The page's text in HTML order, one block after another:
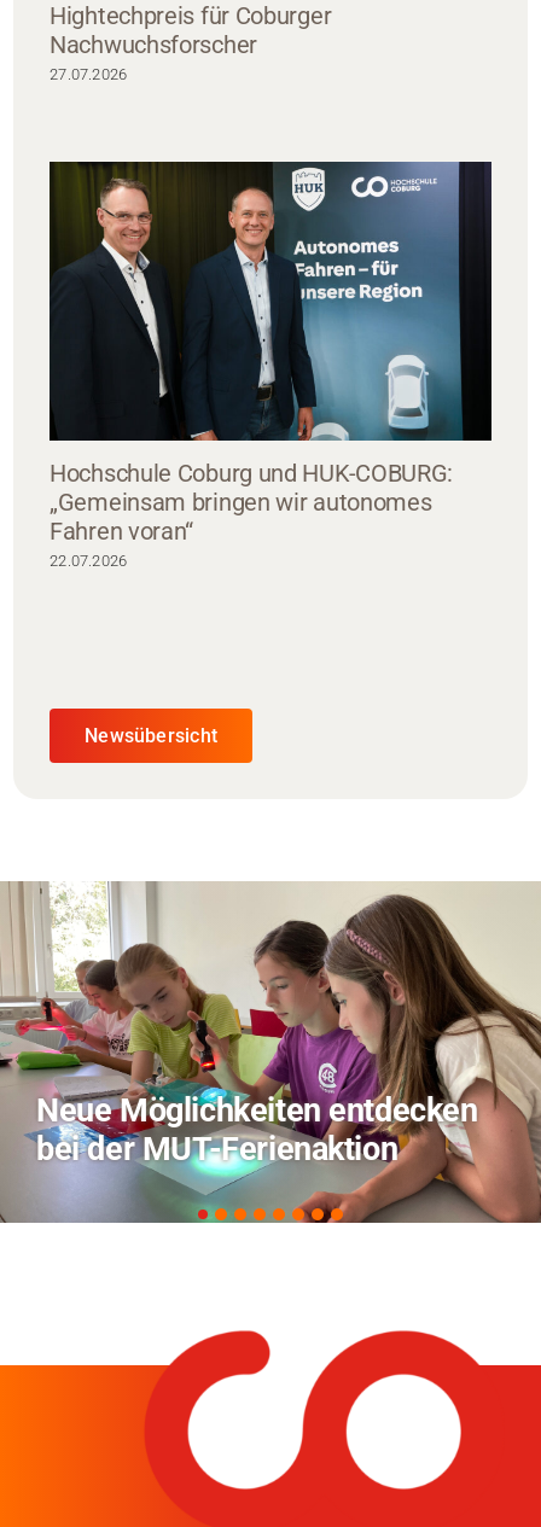
Hightechpreis für Coburger
Nachwuchsforscher
27.07.2026
Hochschule Coburg und HUK-COBURG:
„Gemeinsam bringen wir autonomes
Fahren voran“
22.07.2026
Newsübersicht
TVO berichtet über Forschung
zu KI in der Landwirtschaft